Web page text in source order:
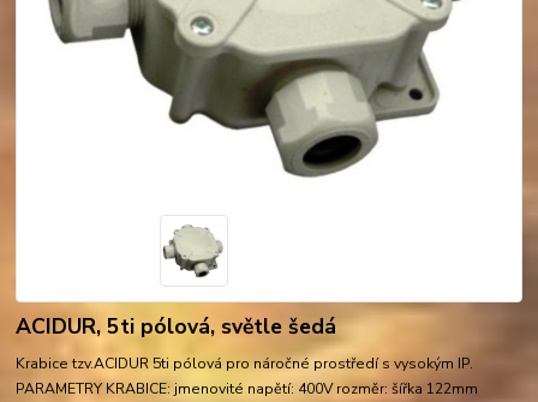
ACIDUR, 5ti pólová, světle šedá
Krabice tzv.ACIDUR 5ti pólová pro náročné prostředí s vysokým IP.
PARAMETRY KRABICE: jmenovité napětí: 400V rozměr: šířka 122mm